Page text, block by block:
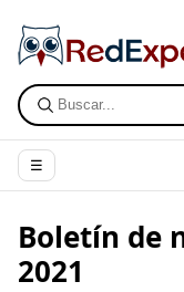
☰
Boletín de
2021